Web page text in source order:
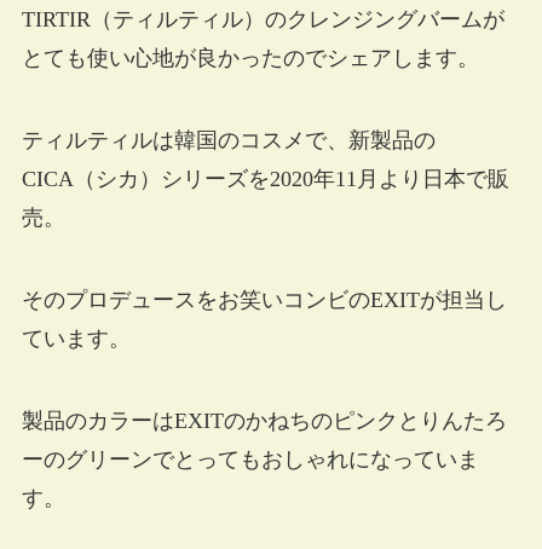
TIRTIR（ティルティル）のクレンジングバームが
とても使い心地が良かったのでシェアします。
ティルティルは韓国のコスメで、新製品の
CICA（シカ）シリーズを2020年11月より日本で販
売。
そのプロデュースをお笑いコンビのEXITが担当し
ています。
製品のカラーはEXITのかねちのピンクとりんたろ
ーのグリーンでとってもおしゃれになっていま
す。